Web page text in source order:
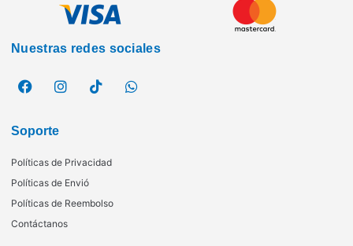
Nuestras redes sociales
Soporte
Políticas de Privacidad
Políticas de Envió
Políticas de Reembolso
Contáctanos